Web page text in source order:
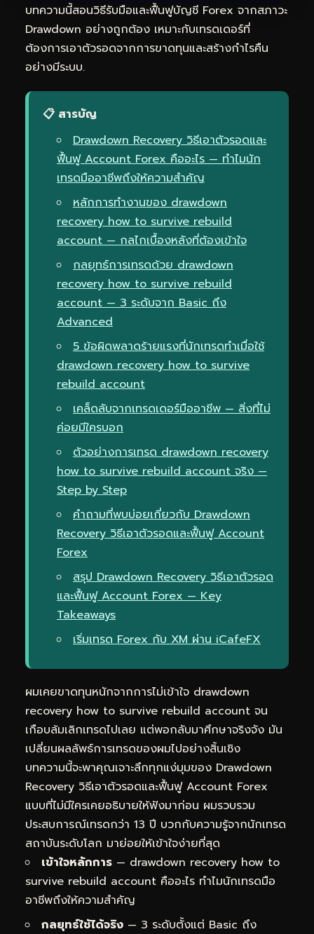
บทความนี้สอนวิธีรับมือและฟื้นฟูบัญชี Forex จากสภาวะ
Drawdown อย่างถูกต้อง เหมาะกับเทรดเดอร์ที่
ต้องการเอาตัวรอดจากการขาดทุนและสร้างกำไรคืน
อย่างมีระบบ.
📋 สารบัญ
Drawdown Recovery วิธีเอาตัวรอดและ
ฟื้นฟู Account Forex คืออะไร — ทำไมนัก
เทรดมืออาชีพถึงให้ความสำคัญ
หลักการทำงานของ drawdown
recovery how to survive rebuild
account — กลไกเบื้องหลังที่ต้องเข้าใจ
กลยุทธ์การเทรดด้วย drawdown
recovery how to survive rebuild
account — 3 ระดับจาก Basic ถึง
Advanced
5 ข้อผิดพลาดร้ายแรงที่นักเทรดทำเมื่อใช้
drawdown recovery how to survive
rebuild account
เคล็ดลับจากเทรดเดอร์มืออาชีพ — สิ่งที่ไม่
ค่อยมีใครบอก
ตัวอย่างการเทรด drawdown recovery
how to survive rebuild account จริง —
Step by Step
คำถามที่พบบ่อยเกี่ยวกับ Drawdown
Recovery วิธีเอาตัวรอดและฟื้นฟู Account
Forex
สรุป Drawdown Recovery วิธีเอาตัวรอด
และฟื้นฟู Account Forex — Key
Takeaways
เริ่มเทรด Forex กับ XM ผ่าน iCafeFX
ผมเคยขาดทุนหนักจากการไม่เข้าใจ drawdown
recovery how to survive rebuild account จน
เกือบล้มเลิกเทรดไปเลย แต่พอกลับมาศึกษาจริงจัง มัน
เปลี่ยนผลลัพธ์การเทรดของผมไปอย่างสิ้นเชิง
บทความนี้จะพาคุณเจาะลึกทุกแง่มุมของ Drawdown
Recovery วิธีเอาตัวรอดและฟื้นฟู Account Forex
แบบที่ไม่มีใครเคยอธิบายให้ฟังมาก่อน ผมรวบรวม
ประสบการณ์เทรดกว่า 13 ปี บวกกับความรู้จากนักเทรด
สถาบันระดับโลก มาย่อยให้เข้าใจง่ายที่สุด
เข้าใจหลักการ — drawdown recovery how to
survive rebuild account คืออะไร ทำไมนักเทรดมือ
อาชีพถึงให้ความสำคัญ
กลยุทธ์ใช้ได้จริง — 3 ระดับตั้งแต่ Basic ถึง